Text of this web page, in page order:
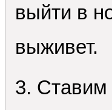
выйти в
выживет.
3.